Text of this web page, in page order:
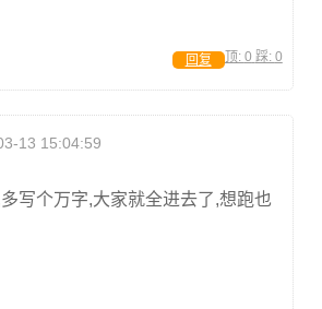
顶: 0 踩: 0
回复
13 15:04:59
写个万字,大家就全进去了,想跑也